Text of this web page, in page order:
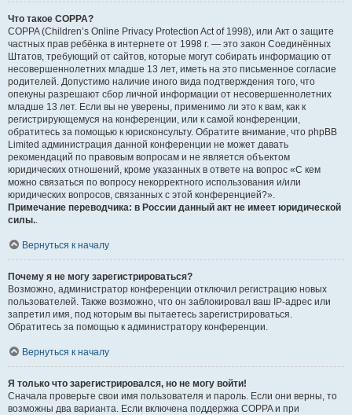
Что такое COPPA?
COPPA (Children’s Online Privacy Protection Act of 1998), или Акт о защите
частных прав ребёнка в интернете от 1998 г. — это закон Соединённых
Штатов, требующий от сайтов, которые могут собирать информацию от
несовершеннолетних младше 13 лет, иметь на это письменное согласие
родителей. Допустимо наличие иного вида подтверждения того, что
опекуны разрешают сбор личной информации от несовершеннолетних
младше 13 лет. Если вы не уверены, применимо ли это к вам, как к
регистрирующемуся на конференции, или к самой конференции,
обратитесь за помощью к юрисконсульту. Обратите внимание, что phpBB
Limited администрация данной конференции не может давать
рекомендаций по правовым вопросам и не является объектом
юридических отношений, кроме указанных в ответе на вопрос «С кем
можно связаться по вопросу некорректного использования и/или
юридических вопросов, связанных с этой конференцией?».
Примечание переводчика: в России данный акт не имеет юридической
силы..
Вернуться к началу
Почему я не могу зарегистрироваться?
Возможно, администратор конференции отключил регистрацию новых
пользователей. Также возможно, что он заблокировал ваш IP-адрес или
запретил имя, под которым вы пытаетесь зарегистрироваться.
Обратитесь за помощью к администратору конференции.
Вернуться к началу
Я только что зарегистрировался, но не могу войти!
Сначала проверьте свои имя пользователя и пароль. Если они верны, то
возможны два варианта. Если включена поддержка COPPA и при